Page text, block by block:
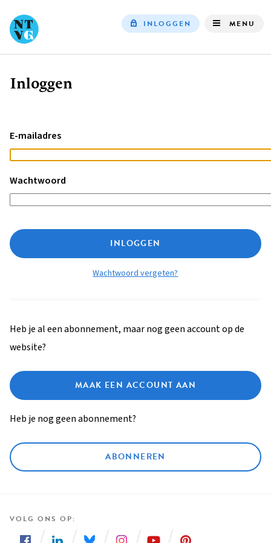
INLOGGEN MENU
Kruimelpad
Inloggen
E-mailadres
Wachtwoord
INLOGGEN
Wachtwoord vergeten?
Heb je al een abonnement, maar nog geen account op de
website?
MAAK EEN ACCOUNT AAN
Heb je nog geen abonnement?
ABONNEREN
VOLG ONS OP